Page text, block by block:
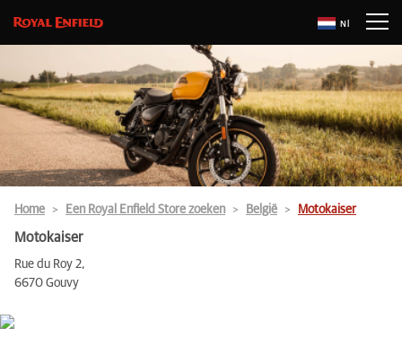
Nl
Home Een Royal Enfield Store zoeken België Motokaiser
Motokaiser
Rue du Roy 2,
6670 Gouvy